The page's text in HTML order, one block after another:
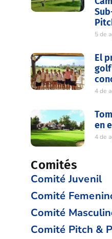
5 de
El
golf
4 de
en
4 de
Comités
Comité Juvenil
Comité
Comité
Comité Pitch &